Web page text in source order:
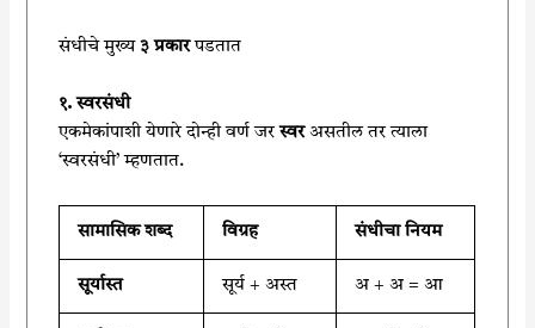
संधीचे मुख्य३ प्रकारपडतात
१. स्वरसंधी
एकमेकांपाशी येणारे दोन्ही वर्ण जरस्वरअसतील तर त्याला
‘स्वरसंधी’ म्हणतात.
सामासिक शब्द विग्रह संधीचा नियम
सूर्यास्त सूर्य + अस्त अ + अ = आ